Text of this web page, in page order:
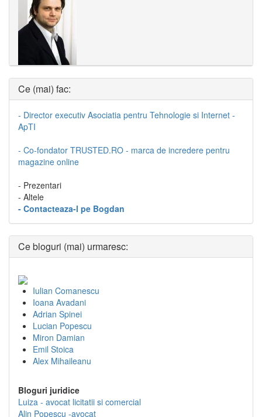
Ce (mai) fac:
- Director executiv Asociatia pentru Tehnologie si Internet -
ApTI
- Co-fondator TRUSTED.RO - marca de incredere pentru
magazine online
- Prezentari
- Altele
- Contacteaza-l pe Bogdan
Ce bloguri (mai) urmaresc:
Iulian Comanescu
Ioana Avadani
Adrian Spinei
Lucian Popescu
Miron Damian
Emil Stoica
Alex Mihaileanu
Bloguri juridice
Luiza - avocat licitatii si comercial
Alin Popescu -avocat